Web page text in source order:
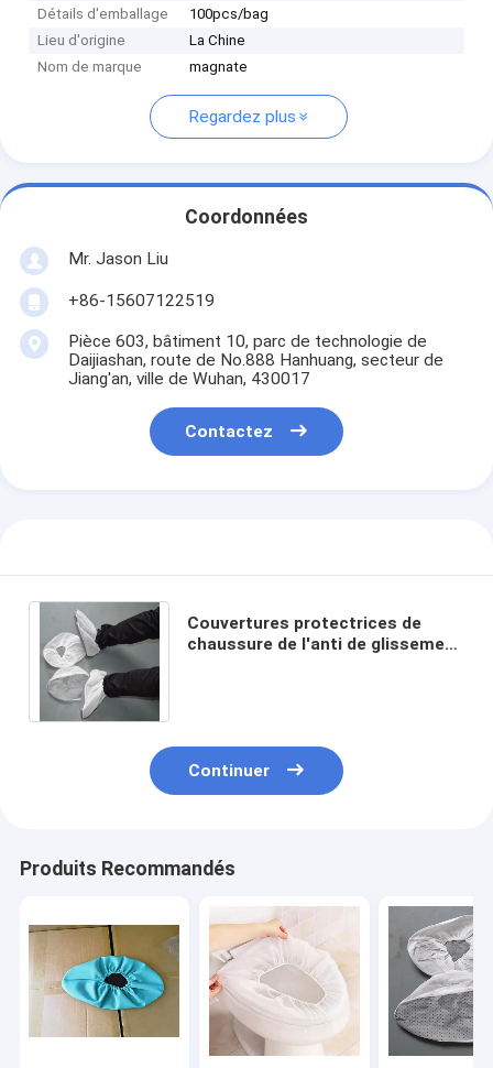
Détails d'emballage
100pcs/bag
Lieu d'origine
La Chine
Nom de marque
magnate
Regardez plus
Coordonnées
Mr. Jason Liu
+86-15607122519
Pièce 603, bâtiment 10, parc de technologie de
Daijiashan, route de No.888 Hanhuang, secteur de
Jiang'an, ville de Wuhan, 430017
Contactez
Couvertures protectrices de
chaussure de l'anti de glissement
Continuer
Produits Recommandés